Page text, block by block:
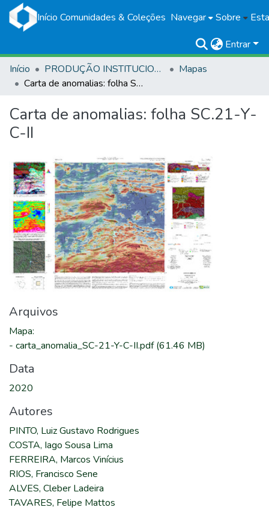
Início Comunidades & Coleções Navegar Sobre
Entrar
Início
PRODUÇÃO INSTITUCIONAL
Mapas
Carta de anomalias: folha SC.21-Y-C-II
Carta de anomalias: folha SC.21-Y-
C-II
Arquivos
Mapa:
- carta_anomalia_SC-21-Y-C-II.pdf(61.46 MB)
Data
2020
Autores
PINTO, Luiz Gustavo Rodrigues
COSTA, Iago Sousa Lima
FERREIRA, Marcos Vinícius
RIOS, Francisco Sene
ALVES, Cleber Ladeira
TAVARES, Felipe Mattos